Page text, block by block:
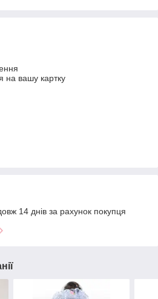
на вашу картку
14 днів за рахунок покупця